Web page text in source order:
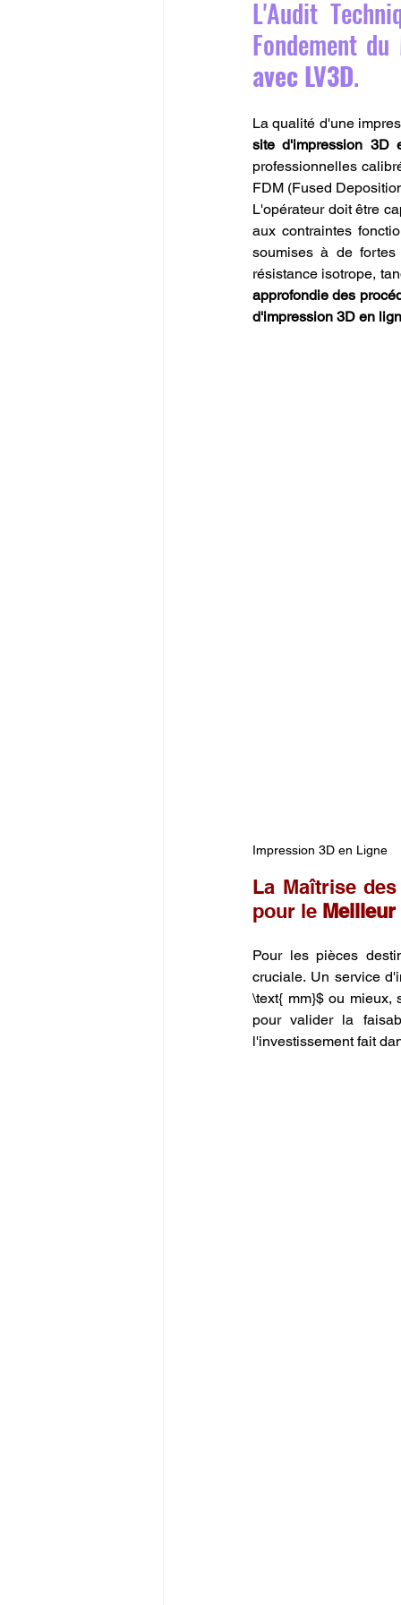
L'Audit
Fondement du
avec LV3D.
La qualité d'une
site d'impression 3D
professionnelles
FDM (Fused
L'opérateur doit être
aux contraintes
soumises à de
résistance isotrope,
approfondie des
d'impression 3D en
Impression 3D en Ligne
La Maîtrise
pour le Meilleur
Pour les pièces
cruciale. Un service
\text{ mm}$ ou
pour valider la
l'investissement fait